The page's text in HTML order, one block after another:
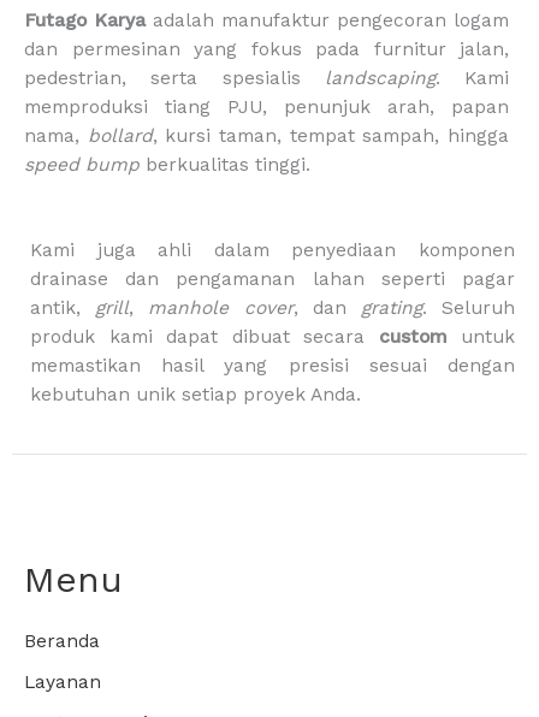
e
b
o
o
k
t
a
g
r
a
m
t
o
k
t
u
b
e
p
p
i
n
g
-
Futago Karyaadalah manufaktur pengecoran logam
dan permesinan yang fokus pada furnitur jalan,
pedestrian, serta spesialis landscaping. Kami
memproduksi tiang PJU, penunjuk arah, papan
nama, bollard, kursi taman, tempat sampah, hingga
speed bump berkualitas tinggi.
Kami juga ahli dalam penyediaan komponen
drainase dan pengamanan lahan seperti pagar
antik, grill, manhole cover, dan grating. Seluruh
produk kami dapat dibuat secara custom untuk
memastikan hasil yang presisi sesuai dengan
kebutuhan unik setiap proyek Anda.
Menu
Beranda
Layanan